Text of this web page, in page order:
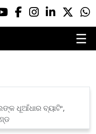
☰
ଧୂଆଁଧାର ବ୍ୟାଟିଂ,